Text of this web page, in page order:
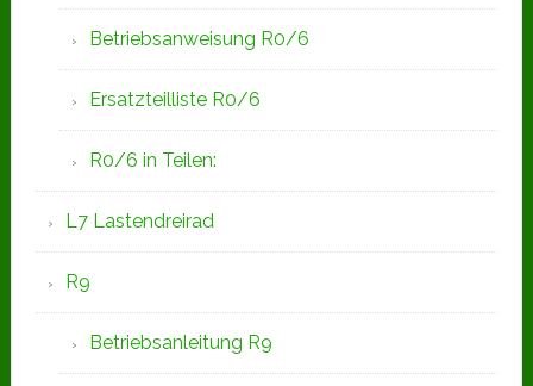
Betriebsanweisung R0/6
Ersatzteilliste R0/6
R0/6 in Teilen:
L7 Lastendreirad
R9
Betriebsanleitung R9